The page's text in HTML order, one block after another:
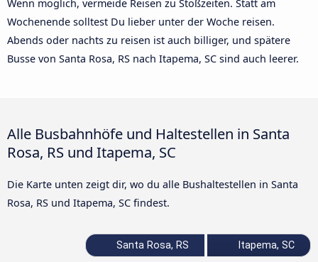
Wenn möglich, vermeide Reisen zu Stoßzeiten. Statt am
Wochenende solltest Du lieber unter der Woche reisen.
Abends oder nachts zu reisen ist auch billiger, und spätere
Busse von Santa Rosa, RS nach Itapema, SC sind auch leerer.
Alle Busbahnhöfe und Haltestellen in Santa
Rosa, RS und Itapema, SC
Die Karte unten zeigt dir, wo du alle Bushaltestellen in Santa
Rosa, RS und Itapema, SC findest.
Santa Rosa, RS Itapema, SC